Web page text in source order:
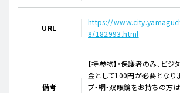
URL
https://
8/182993.html
備考
【持参物】・保護者のみ、ビ
金として100円が必要となり
プ・網・双眼鏡をお持ちの方